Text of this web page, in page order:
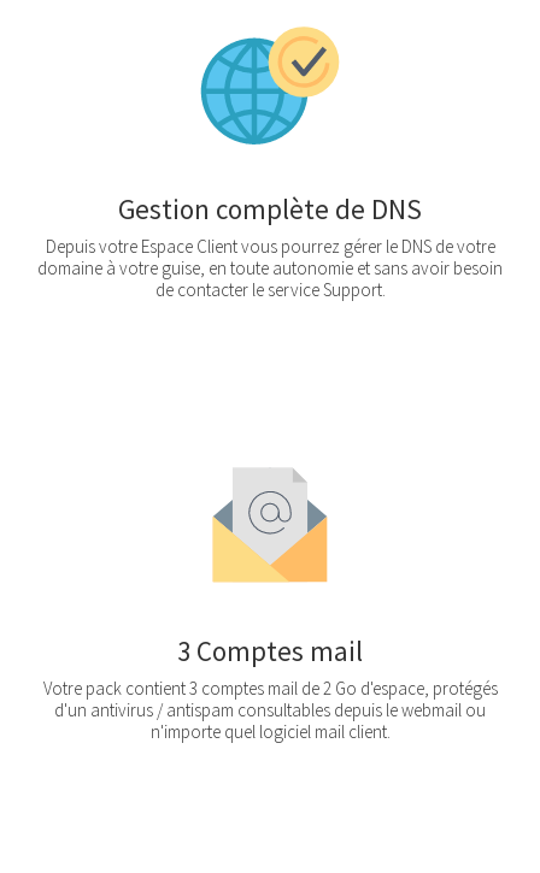
Gestion complète de DNS
Depuis votre Espace Client vous pourrez gérer le DNS de votre
domaine à votre guise, en toute autonomie et sans avoir besoin
de contacter le service Support.
3 Comptes mail
Votre pack contient 3 comptes mail de 2 Go d'espace, protégés
d'un antivirus / antispam consultables depuis le webmail ou
n'importe quel logiciel mail client.